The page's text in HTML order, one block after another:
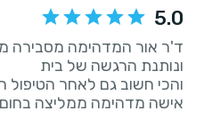
5.0
אישה מדהימה ממליצה בחום